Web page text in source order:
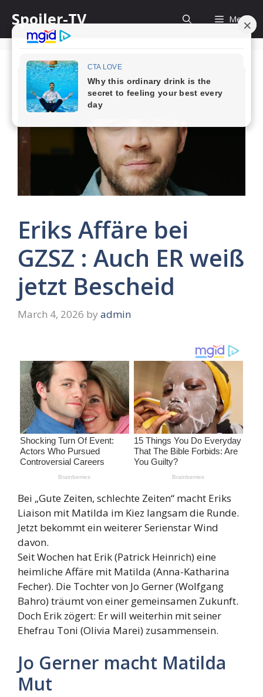
content
Spoiler-TV Menu
Eriks Affäre bei
GZSZ : Auch ER weiß
jetzt Bescheid
March 4, 2026 by admin
Bei „Gute Zeiten, schlechte Zeiten“ macht Eriks
Liaison mit Matilda im Kiez langsam die Runde.
Jetzt bekommt ein weiterer Serienstar Wind
davon.
Seit Wochen hat Erik (Patrick Heinrich) eine
heimliche Affäre mit Matilda (Anna-Katharina
Fecher). Die Tochter von Jo Gerner (Wolfgang
Bahro) träumt von einer gemeinsamen Zukunft.
Doch Erik zögert: Er will weiterhin mit seiner
Ehefrau Toni (Olivia Marei) zusammensein.
Jo Gerner macht Matilda
Mut